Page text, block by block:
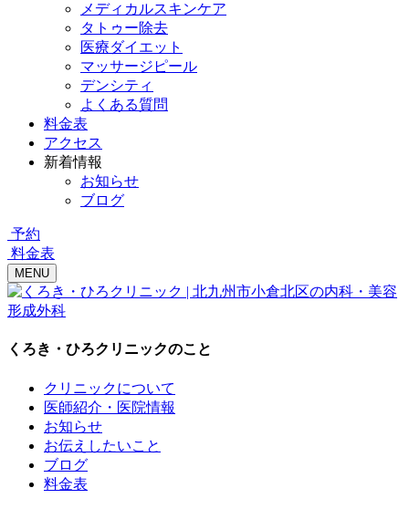
メディカルスキンケア
タトゥー除去
医療ダイエット
マッサージピール
デンシティ
よくある質問
料金表
アクセス
新着情報
お知らせ
ブログ
予約
料金表
MENU
くろき・ひろクリニックのこと
クリニックについて
医師紹介・医院情報
お知らせ
お伝えしたいこと
ブログ
料金表